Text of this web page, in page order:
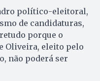
político-eleitoral,
de candidaturas,
porque o
Oliveira, eleito pelo
não poderá ser